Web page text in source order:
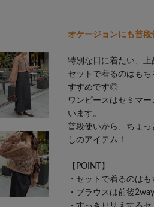
オケージョンにも普段
特別な日に着たい、上
セットで着るのはも
すすめです◎
ワンピースはセミマ
います。
普段使いから、ちょ
しのアイテム！
【POINT】
・セットで着るのは
・ブラウスは前後